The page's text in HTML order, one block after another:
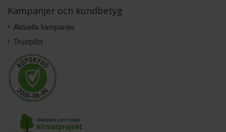
Kampanjer och kundbetyg
Aktuella kampanjer
Trustpilot